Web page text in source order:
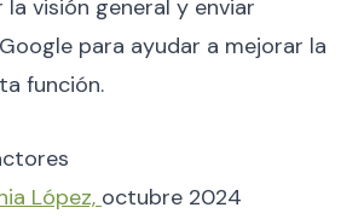
la visión general y enviar
para ayudar a mejorar la
función.
López, octubre 2024